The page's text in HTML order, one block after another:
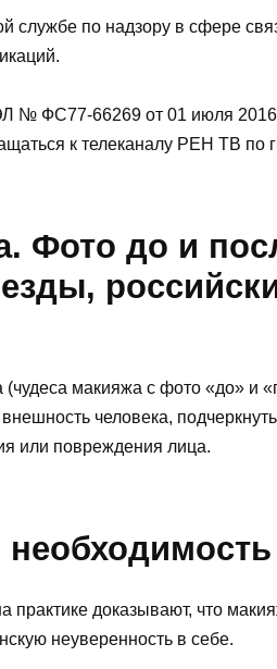
службе по надзору в сфере
№ ФС77-66269 от 01 июля 2016
к телеканалу РЕН ТВ по
Фото до и
макияжа с фото «до» и
человека,
или повреждения лица.
доказывают, что
неуверенность в себе.